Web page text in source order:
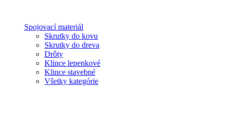
Spojovací materiál
Skrutky do kovu
Skrutky do dreva
Drôty
Klince lepenkové
Klince stavebné
Všetky kategórie